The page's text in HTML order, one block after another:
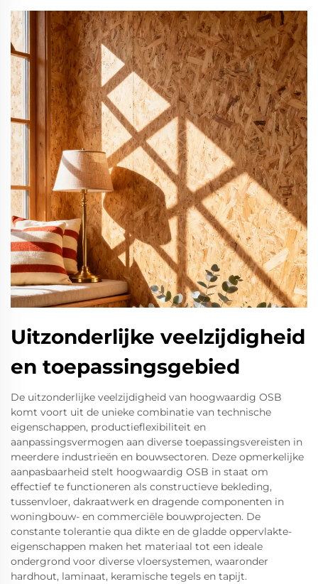
Uitzonderlijke veelzijdigheid
en toepassingsgebied
De uitzonderlijke veelzijdigheid van hoogwaardig OSB
komt voort uit de unieke combinatie van technische
eigenschappen, productieflexibiliteit en
aanpassingsvermogen aan diverse toepassingsvereisten in
meerdere industrieën en bouwsectoren. Deze opmerkelijke
aanpasbaarheid stelt hoogwaardig OSB in staat om
effectief te functioneren als constructieve bekleding,
tussenvloer, dakraatwerk en dragende componenten in
woningbouw- en commerciële bouwprojecten. De
constante tolerantie qua dikte en de gladde oppervlakte-
eigenschappen maken het materiaal tot een ideale
ondergrond voor diverse vloersystemen, waaronder
hardhout, laminaat, keramische tegels en tapijt.